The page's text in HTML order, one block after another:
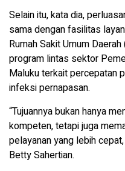
Selain itu, kata dia,
sama dengan fasilitas
Rumah Sakit Umum
program lintas sektor
Maluku terkait percepatan
infeksi pernapasan.
“Tujuannya bukan hanya
kompeten, tetapi juga
pelayanan yang lebih
Betty Sahertian.